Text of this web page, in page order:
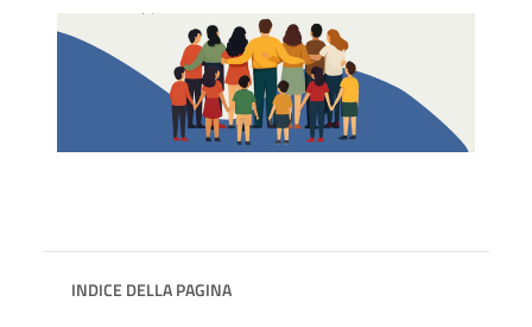
INDICE DELLA PAGINA